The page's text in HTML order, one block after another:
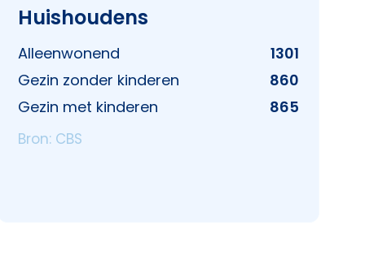
Huishoudens
Alleenwonend
1301
Gezin zonder kinderen
860
Gezin met kinderen
865
Bron: CBS